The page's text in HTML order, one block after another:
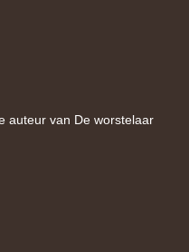
auteur van De worstelaar